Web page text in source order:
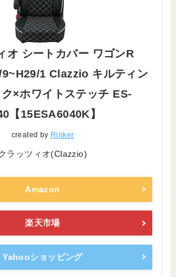
オ シートカバー ワゴンR
1 Clazzio キルティン
×ホワイトステッチ ES-
【15ESA6040K】
created by Rinker
ラッツィオ(Clazzio)
Amazon
楽天市場
Yahooショッピング